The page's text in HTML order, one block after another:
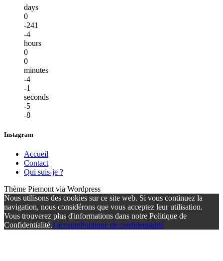
days
0
-241
-4
hours
0
0
minutes
-4
-1
seconds
-5
-8
Instagram
Accueil
Contact
Qui suis-je ?
Thème Piemont via Wordpress
Nous utilisons des cookies sur ce site web. Si vous continuez la
navigation, nous considérons que vous acceptez leur utilisation.
Vous trouverez plus d'informations dans notre Politique de
Confidentialité.J'acceptePolitique de confidentialité